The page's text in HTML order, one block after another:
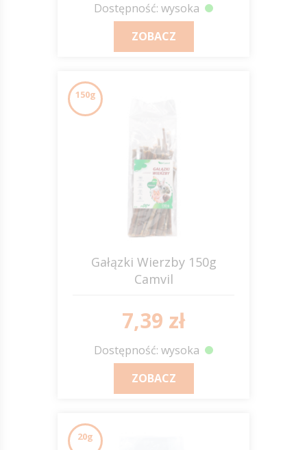
Dostępność: wysoka
ZOBACZ
150g
Gałązki Wierzby 150g
Camvil
7,39 zł
Dostępność: wysoka
ZOBACZ
20g